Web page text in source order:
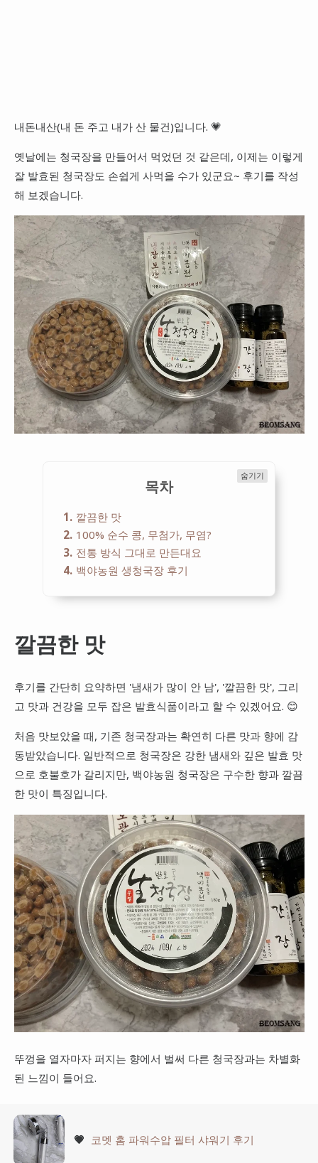
내돈내산(내 돈 주고 내가 산 물건)입니다. 💗
옛날에는 청국장을 만들어서 먹었던 것 같은데, 이제는 이렇게
잘 발효된 청국장도 손쉽게 사먹을 수가 있군요~ 후기를 작성
해 보겠습니다.
목차
숨기기
1 깔끔한 맛
2 100% 순수 콩, 무첨가, 무염?
3 전통 방식 그대로 만든대요
4 백야농원 생청국장 후기
깔끔한 맛
후기를 간단히 요약하면 '냄새가 많이 안 남', '깔끔한 맛', 그리
고 맛과 건강을 모두 잡은 발효식품이라고 할 수 있겠어요. 😊
처음 맛보았을 때, 기존 청국장과는 확연히 다른 맛과 향에 감
동받았습니다. 일반적으로 청국장은 강한 냄새와 깊은 발효 맛
으로 호불호가 갈리지만, 백야농원 청국장은 구수한 향과 깔끔
한 맛이 특징입니다.
뚜껑을 열자마자 퍼지는 향에서 벌써 다른 청국장과는 차별화
된 느낌이 들어요.
💗 코멧 홈 파워수압 필터 샤워기 후기